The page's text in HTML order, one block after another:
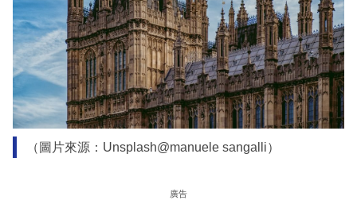
（圖片來源：Unsplash@manuele sangalli）
廣告